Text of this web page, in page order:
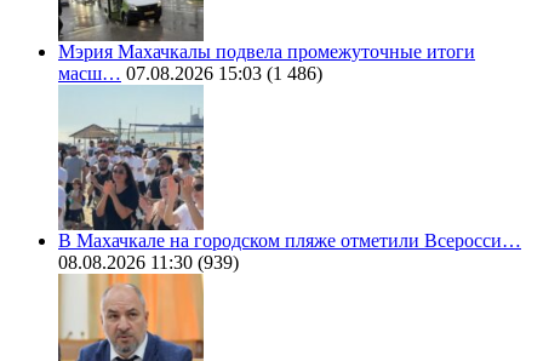
Мэрия Махачкалы подвела промежуточные итоги
масш… 07.08.2026 15:03 (1 486)
В Махачкале на городском пляже отметили Всеросси…
08.08.2026 11:30 (939)